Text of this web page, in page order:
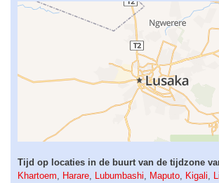
Tijd op locaties in de buurt van de tijdzone
Khartoem, Harare, Lubumbashi, Maputo, Kigali,